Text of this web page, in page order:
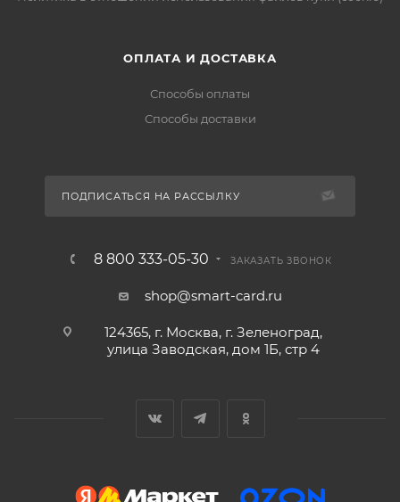
ОПЛАТА И ДОСТАВКА
Способы оплаты
Способы доставки
ПОДПИСАТЬСЯ НА РАССЫЛКУ
8 800 333-05-30 ЗАКАЗАТЬ ЗВОНОК
shop@smart-card.ru
124365, г. Москва, г. Зеленоград,
улица Заводская, дом 1Б, стр 4